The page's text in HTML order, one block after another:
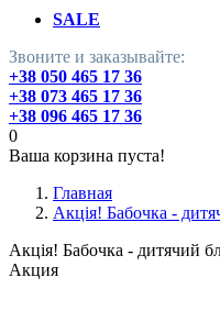
SALE
Звоните и заказывайте:
+38 050 465 17 36
+38 073 465 17 36
+38 096 465 17 36
0
Ваша корзина пуста!
Главная
Акція! Бабочка -
Акція! Бабочка - дитячий
Акция